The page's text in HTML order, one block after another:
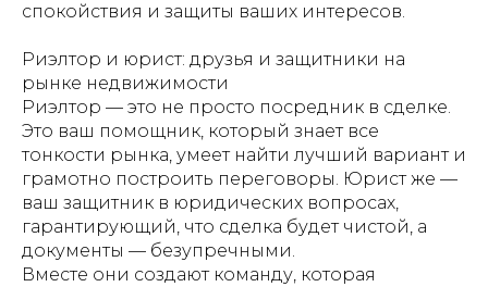
спокойствия и защиты ваших интересов.
Риэлтор и юрист: друзья и защитники на
рынке недвижимости
Риэлтор — это не просто посредник в сделке.
Это ваш помощник, который знает все
тонкости рынка, умеет найти лучший вариант и
грамотно построить переговоры. Юрист же —
ваш защитник в юридических вопросах,
гарантирующий, что сделка будет чистой, а
документы — безупречными.
Вместе они создают команду, которая